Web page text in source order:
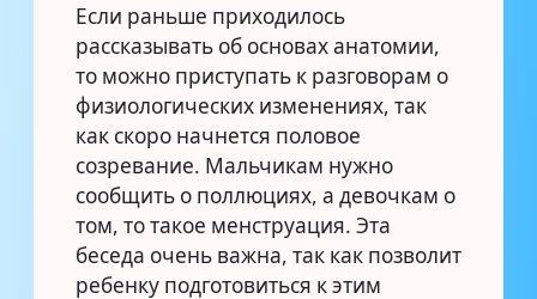
Если раньше приходилось
рассказывать об основах анатомии,
то можно приступать к разговорам о
физиологических изменениях, так
как скоро начнется половое
созревание. Мальчикам нужно
сообщить о поллюциях, а девочкам о
том, то такое менструация. Эта
беседа очень важна, так как позволит
ребенку подготовиться к этим